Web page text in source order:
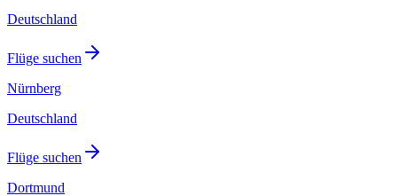
Deutschland
Flüge suchen
Nürnberg
Deutschland
Flüge suchen
Dortmund